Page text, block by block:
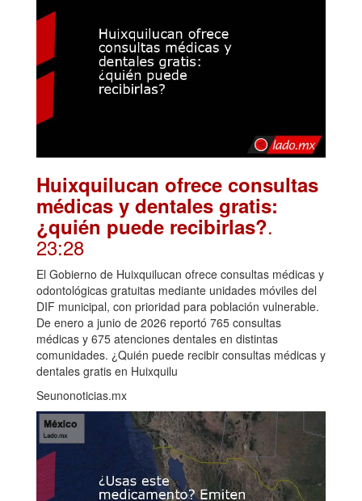
Huixquilucan ofrece consultas
médicas y dentales gratis:
¿quién puede recibirlas?.
23:28
El Gobierno de Huixquilucan ofrece consultas médicas y
odontológicas gratuitas mediante unidades móviles del
DIF municipal, con prioridad para población vulnerable.
De enero a junio de 2026 reportó 765 consultas
médicas y 675 atenciones dentales en distintas
comunidades. ¿Quién puede recibir consultas médicas y
dentales gratis en Huixquilu
Seunonoticias.mx